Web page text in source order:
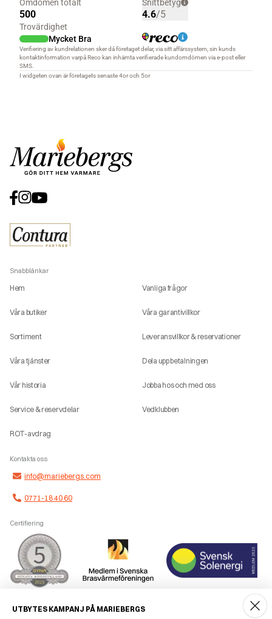
Snabblänkar
Hem
Våra butiker
Sortiment
Våra tjänster
Vår historia
Service & reservdelar
ROT-avdrag
Vanliga frågor
Våra garantivillkor
Leveransvillkor & reservationer
Dela upp betalningen
Jobba hos och med oss
Vedklubben
Kontakta oss
info@mariebergs.com
0771-18 40 60
Certifiering
Smidig betalning
UTBYTES KAMPANJ PÅ MARIEBERGS